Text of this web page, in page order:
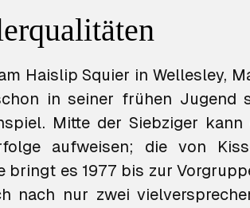
Haislip Squier in Wellesley,
in seiner frühen Jugend
Mitte der Siebziger
aufweisen; die von
bringt es 1977 bis zur
nach nur zwei